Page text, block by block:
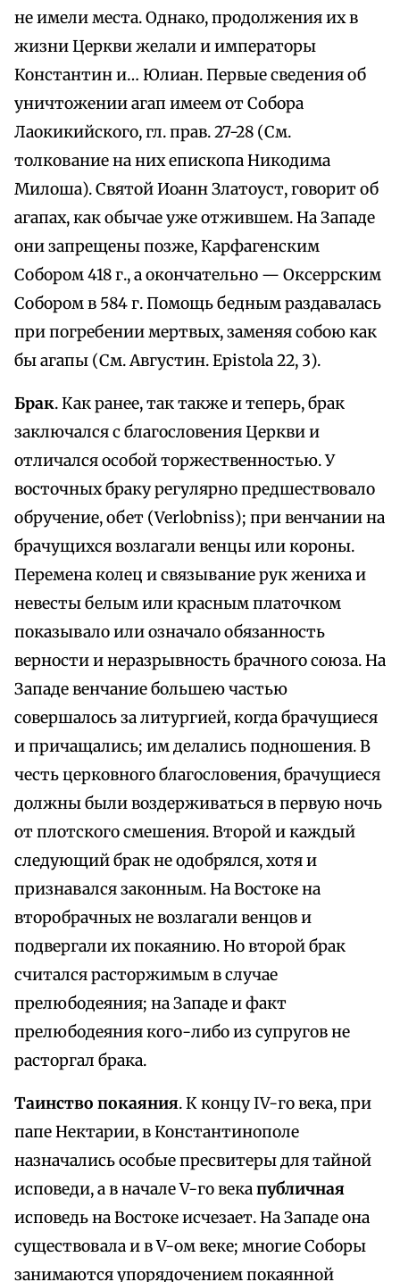
не имели места. Однако, продолжения их в
жизни Церкви желали и императоры
Константин и… Юлиан. Первые сведения об
уничтожении агап имеем от Собора
Лаокикийского, гл. прав. 27-28 (См.
толкование на них епископа Никодима
Милоша). Святой Иоанн Златоуст, говорит об
агапах, как обычае уже отжившем. На Западе
они запрещены позже, Карфагенским
Собором 418 г., а окончательно — Оксеррским
Собором в 584 г. Помощь бедным раздавалась
при погребении мертвых, заменяя собою как
бы агапы (См. Августин. Epistola 22, 3).
Брак. Как ранее, так также и теперь, брак
заключался с благословения Церкви и
отличался особой торжественностью. У
восточных браку регулярно предшествовало
обручение, обет (Verlobniss); при венчании на
брачущихся возлагали венцы или короны.
Перемена колец и связывание рук жениха и
невесты белым или красным платочком
показывало или означало обязанность
верности и неразрывность брачного союза. На
Западе венчание большею частью
совершалось за литургией, когда брачущиеся
и причащались; им делались подношения. В
честь церковного благословения, брачущиеся
должны были воздерживаться в первую ночь
от плотского смешения. Второй и каждый
следующий брак не одобрялся, хотя и
признавался законным. На Востоке на
второбрачных не возлагали венцов и
подвергали их покаянию. Но второй брак
считался расторжимым в случае
прелюбодеяния; на Западе и факт
прелюбодеяния кого-либо из супругов не
расторгал брака.
Таинство покаяния. К концу IV-го века, при
папе Нектарии, в Константинополе
назначались особые пресвитеры для тайной
исповеди, а в начале V-го векапубличная
исповедь на Востоке исчезает. На Западе она
существовала и в V-ом веке; многие Соборы
занимаются упорядочением покаянной